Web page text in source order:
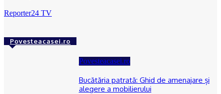
Reporter24 TV
Povesteacasei.ro
Povesteacasei.ro
Bucătăria patrată: Ghid de amenajare și
alegere a mobilierului